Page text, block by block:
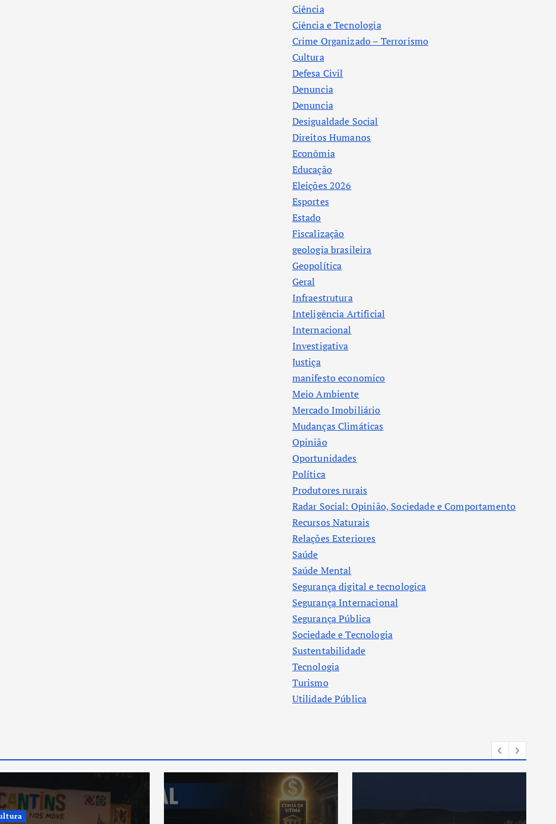
Ciência
Ciência e Tecnologia
Crime Organizado – Terrorismo
Cultura
Defesa Civil
Denuncia
Denuncia
Desigualdade Social
Direitos Humanos
Econômia
Educação
Eleições 2026
Esportes
Estado
Fiscalização
geologia brasileira
Geopolítica
Geral
Infraestrutura
Inteligência Artificial
Internacional
Investigativa
Justiça
manifesto economico
Meio Ambiente
Mercado Imobiliário
Mudanças Climáticas
Opinião
Oportunidades
Política
Produtores rurais
Radar Social: Opinião, Sociedade e Comportamento
Recursos Naturais
Relações Exteriores
Saúde
Saúde Mental
Segurança digital e tecnologica
Segurança Internacional
Segurança Pública
Sociedade e Tecnologia
Sustentabilidade
Tecnologia
Turismo
Utilidade Pública